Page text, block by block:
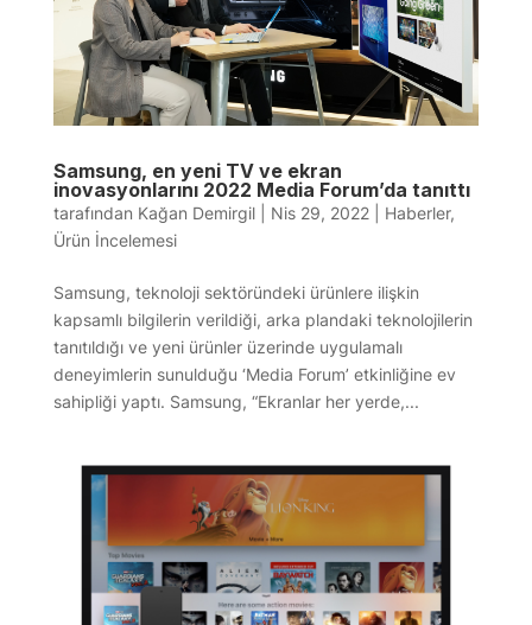
Samsung, en yeni TV ve ekran
inovasyonlarını 2022 Media Forum’da tanıttı
tarafından Kağan Demirgil| Nis 29, 2022| Haberler,
Ürün İncelemesi
Samsung, teknoloji sektöründeki ürünlere ilişkin
kapsamlı bilgilerin verildiği, arka plandaki teknolojilerin
tanıtıldığı ve yeni ürünler üzerinde uygulamalı
deneyimlerin sunulduğu ‘Media Forum’ etkinliğine ev
sahipliği yaptı. Samsung, “Ekranlar her yerde,...